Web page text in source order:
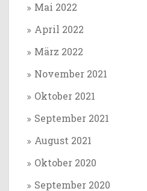
Mai 2022
April 2022
März 2022
November 2021
Oktober 2021
September 2021
August 2021
Oktober 2020
September 2020